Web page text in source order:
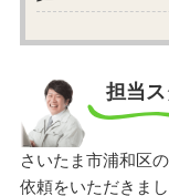
担当
さいたま市浦和区
依頼をいただきまし